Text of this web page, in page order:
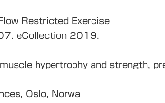
Restricted Exercise
eCollection 2019.
hypertrophy and strength,
Oslo, Norwa